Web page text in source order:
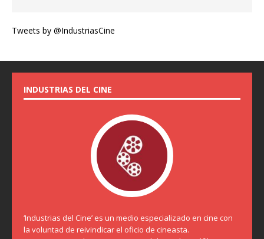
Tweets by @IndustriasCine
INDUSTRIAS DEL CINE
‘Industrias del Cine’ es un medio especializado en cine con
la voluntad de reivindicar el oficio de cineasta.